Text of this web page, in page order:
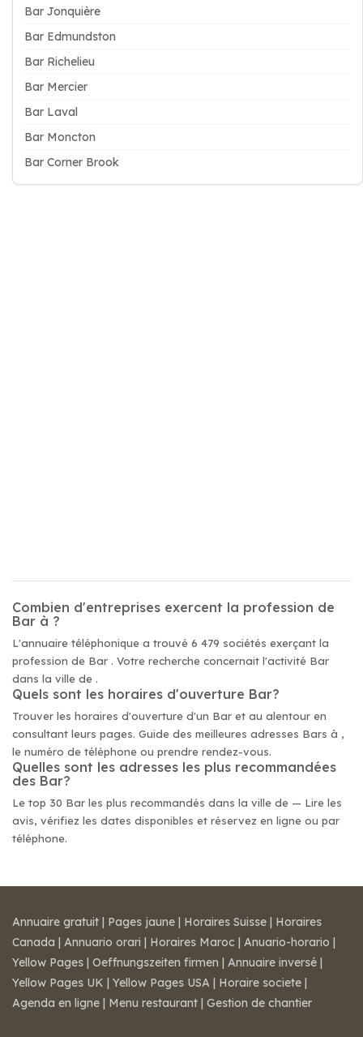
Bar Jonquière
Bar Edmundston
Bar Richelieu
Bar Mercier
Bar Laval
Bar Moncton
Bar Corner Brook
Combien d'entreprises exercent la profession de
Bar à ?
L'annuaire téléphonique a trouvé 6 479 sociétés exerçant la
profession de Bar . Votre recherche concernait l'activité Bar
dans la ville de .
Quels sont les horaires d'ouverture Bar?
Trouver les horaires d'ouverture d'un Bar et au alentour en
consultant leurs pages. Guide des meilleures adresses Bars à ,
le numéro de téléphone ou prendre rendez-vous.
Quelles sont les adresses les plus recommandées
des Bar?
Le top 30 Bar les plus recommandés dans la ville de — Lire les
avis, vérifiez les dates disponibles et réservez en ligne ou par
téléphone.
Annuaire gratuit | Pages jaune | Horaires Suisse | Horaires
Canada | Annuario orari | Horaires Maroc | Anuario-horario |
Yellow Pages | Oeffnungszeiten firmen | Annuaire inversé |
Yellow Pages UK | Yellow Pages USA | Horaire societe |
Agenda en ligne | Menu restaurant | Gestion de chantier